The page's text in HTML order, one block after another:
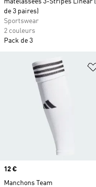
matelassées 3-Stripes Linear
de 3 paires)
Sportswear
2 couleurs
Pack de 3
Prix
12 €
Manchons Team